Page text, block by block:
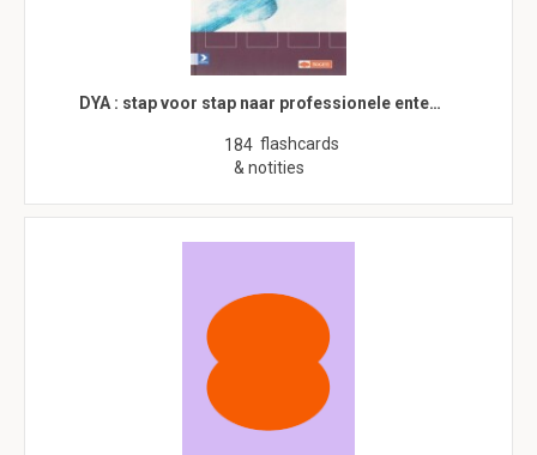
DYA : stap voor stap naar professionele ente…
184 flashcards
& notities